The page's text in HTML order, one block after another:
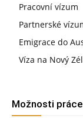
Pracovní vízum
Partnerské
Emigrace do
Víza na Nový
Možnosti